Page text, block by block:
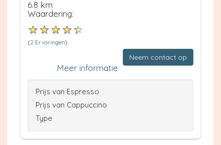
6.8 km
Waardering:
(2 Ervaringen)
Neem contact op
Meer informatie
Prijs van Espresso
Prijs van Cappuccino
Type